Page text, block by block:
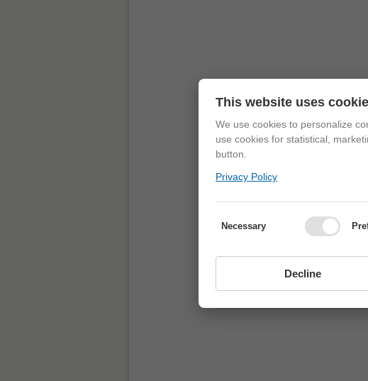
This website uses
We use cookies to personalize
use cookies for statistical,
button.
Privacy Policy
Necessary
Decline